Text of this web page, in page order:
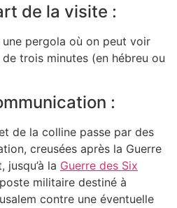
de la visite :
pergola où on peut voir
trois minutes (en hébreu ou
:
de la colline passe par des
creusées après la Guerre
jusqu’à la Guerre des Six
militaire destiné à
contre une éventuelle